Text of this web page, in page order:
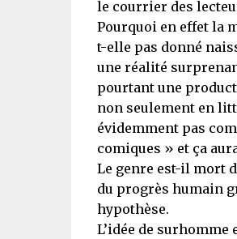
le courrier des
Pourquoi en effet la
t-elle pas donné
une réalité
pourtant une
non seulement en
évidemment pas
comiques » et ça
Le genre est-il mort
du progrès humain
hypothèse.
L’idée de